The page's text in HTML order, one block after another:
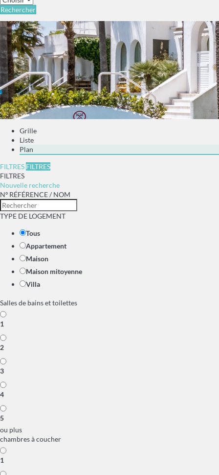
Rechercher
Grille
Liste
Plan
FILTRES FILTRES
FILTRES
Nouvelle recherche
Nº RÉFÉRENCE / NOM
TYPE DE LOGEMENT
Tous
Appartement
Maison
Maison mitoyenne
Villa
Salles de bains et toilettes
1
2
3
4
5
ou plus
chambres à coucher
1